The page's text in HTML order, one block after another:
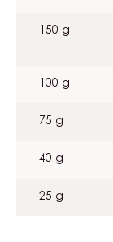
150 g
100 g
75 g
40 g
25 g